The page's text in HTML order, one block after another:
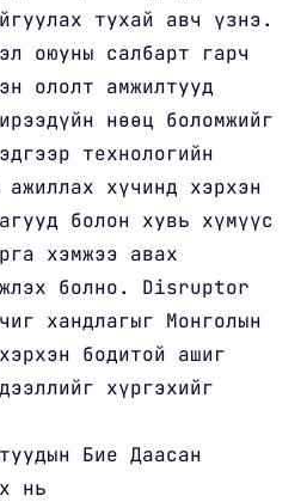
тухай авч үзнэ.
оюуны салбарт гарч
ололт амжилтууд
нөөц боломжийг
технологийн
хүчинд хэрхэн
болон хувь хүмүүс
хэмжээ авах
болно. Disruptor
хандлагыг Монголын
бодитой ашиг
хүргэхийг
Бие Даасан
нь